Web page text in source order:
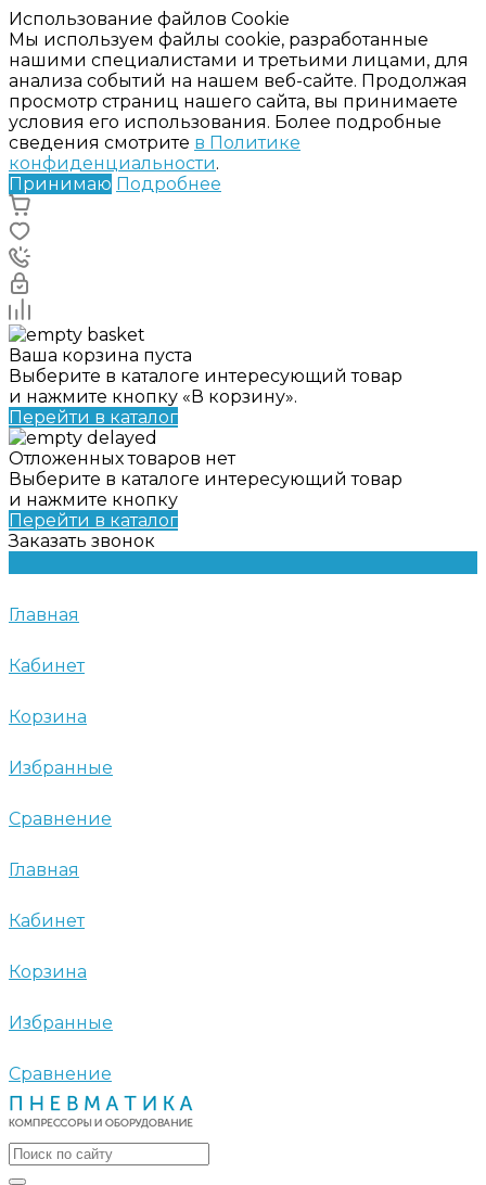
Использование файлов Cookie
Мы используем файлы cookie, разработанные
нашими специалистами и третьими лицами, для
анализа событий на нашем веб-сайте. Продолжая
просмотр страниц нашего сайта, вы принимаете
условия его использования. Более подробные
сведения смотрите в Политике
конфиденциальности.
Принимаю Подробнее
Ваша корзина пуста
Выберите в каталоге интересующий товар
и нажмите кнопку «В корзину».
Перейти в каталог
Отложенных товаров нет
Выберите в каталоге интересующий товар
и нажмите кнопку
Перейти в каталог
Заказать звонок
Главная
Кабинет
Корзина
Избранные
Сравнение
Главная
Кабинет
Корзина
Избранные
Сравнение